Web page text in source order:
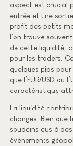
aspect est crucial
entrée et une
profit des petits
l’on trouve
de cette liquidité,
pour les traders.
quelques pips
que l’EUR/USD ou
caractéristique
La liquidité
changes. Bien que
soudains dus à
événements